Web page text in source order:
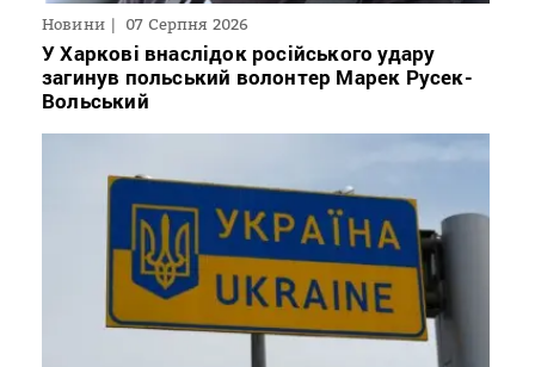
Новини 07 Серпня 2026
У Харкові внаслідок російського удару
загинув польський волонтер Марек Русек-
Вольський